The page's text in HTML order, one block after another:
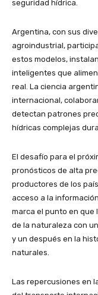
seguridad hídrica.
Argentina, con sus
agroindustrial,
estos modelos,
inteligentes que
real. La ciencia
internacional,
detectan patrones
hídricas complejas
El desafío para el
pronósticos de alta
productores de los
acceso a la
marca el punto en que
de la naturaleza con
y un después en la
naturales.
Las repercusiones en